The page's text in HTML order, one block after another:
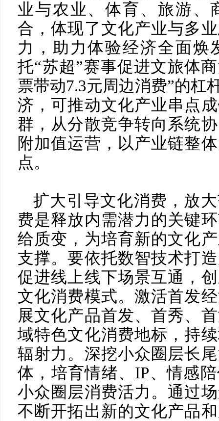
业与农业、体育、旅游、
合，体现了文化产业与多
力，助力体验经济全面焕
托“苏超”赛事促进文旅体
票带动7.3元周边消费”的杠
济，可推动文化产业串点
群，从分散竞争转向系统
附加值运营，以产业链整
点。
扩大引导文化消费，放
费是释放内需潜力的关键
给质变，为培育新的文化
支撑。要依托数智技术打
促进线上线下场景互通，
文化消费模式。激活首发
展文化产品首发、首秀、
域特色文化消费地标，持
辐射力。深挖小众圈层长
体，培育情绪、IP、情感
小众圈层消费活力。通过
不断开拓出新的文化产品